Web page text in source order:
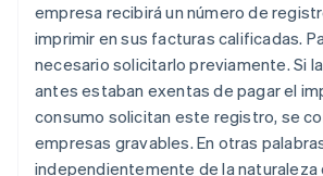
empresa recibirá un número de
imprimir en sus facturas calificadas.
necesario solicitarlo previamente. Si
antes estaban exentas de pagar el
consumo solicitan este registro, se
empresas gravables. En otras
independientemente de la